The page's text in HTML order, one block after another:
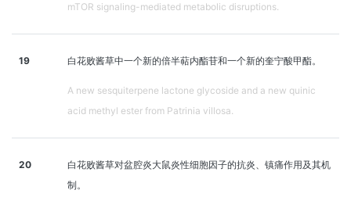
mTOR signaling-mediated metabolic disruptions.
19 白花败酱草中一个新的倍半萜内酯苷和一个新的奎宁酸甲酯。
A new sesquiterpene lactone glycoside and a new quinic
acid methyl ester from Patrinia villosa.
20
白花败酱草对盆腔炎大鼠炎性细胞因子的抗炎、镇痛作用及其机
制。